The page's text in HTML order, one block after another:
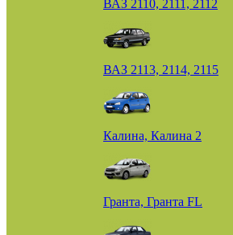
ВАЗ 2110, 2111, 2112
ВАЗ 2113, 2114, 2115
Калина, Калина 2
Гранта, Гранта FL